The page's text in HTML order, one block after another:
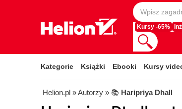
Kursy -65%
Kategorie Książki Ebooki Kursy
Helion.pl » Autorzy » 📚 Haripriya Dhall